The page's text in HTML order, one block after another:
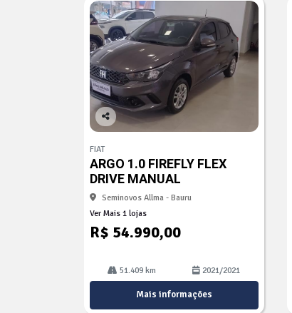
Co
arti
lhe
FIAT
ARGO 1.0 FIREFLY FLEX
DRIVE MANUAL
Seminovos Allma - Bauru
Ver Mais 1 lojas
R$ 54.990,00
51.409 km 2021/2021
Mais informações